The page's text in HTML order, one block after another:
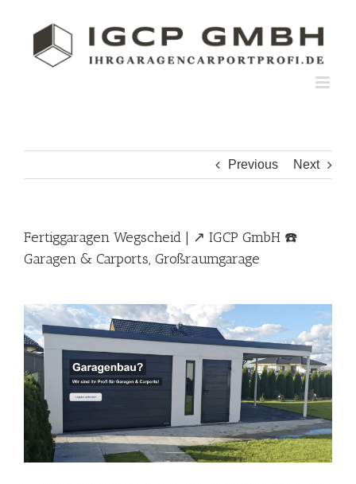
Previous Next
Fertiggaragen Wegscheid | ↗️ IGCP GmbH ☎️
Garagen & Carports, Großraumgarage